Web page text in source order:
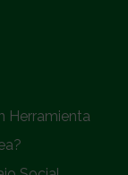
Herramienta